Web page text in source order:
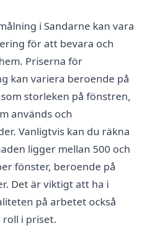
i Sandarne kan vara
för att bevara och
Priserna för
kan variera beroende på
storleken på fönstren,
används och
Vanligtvis kan du räkna
ligger mellan 500 och
fönster, beroende på
Det är viktigt att ha i
på arbetet också
i priset.